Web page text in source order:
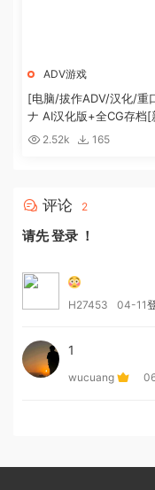
ADV游戏
[电脑/拔作ADV/汉化/重
ナ AI汉化版+全CG存档[
化][2G]
2.52k 165
评论 2
请先登录 ！
H27453 04-11
1
wucuang